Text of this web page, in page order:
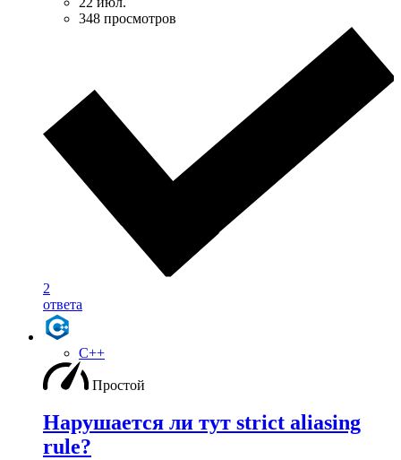
348 просмотров
2
ответа
C++
Простой
Нарушается ли тут strict aliasing
rule?